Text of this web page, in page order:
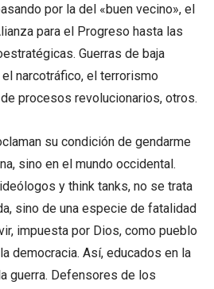
por la del «buen vecino», el
para el Progreso hasta las
Guerras de baja
narcotráfico, el terrorismo
procesos revolucionarios, otros.
su condición de gendarme
sino en el mundo occidental.
y think tanks, no se trata
sino de una especie de fatalidad
impuesta por Dios, como pueblo
democracia. Así, educados en la
guerra. Defensores de los